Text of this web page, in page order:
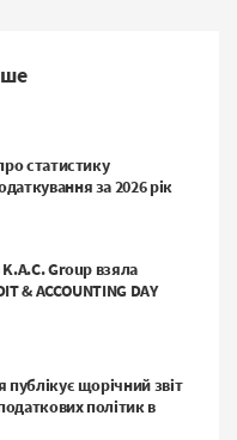
статистику
за 2026 рік
Group взяла
& ACCOUNTING DAY
публікує щорічний звіт
політик в